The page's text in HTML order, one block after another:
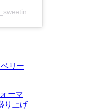
アした投稿 –
リー
ーマ
り上げ